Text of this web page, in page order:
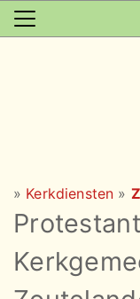
» Kerkdiensten »